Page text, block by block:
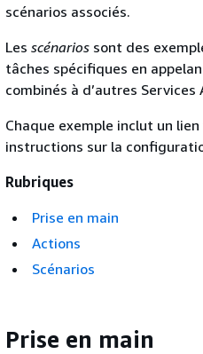
scénarios associés.
Les scénarios sont des
tâches spécifiques en
combinés à d’autres Services
Chaque exemple inclut un
instructions sur la
Rubriques
Prise en main
Actions
Scénarios
Prise en main